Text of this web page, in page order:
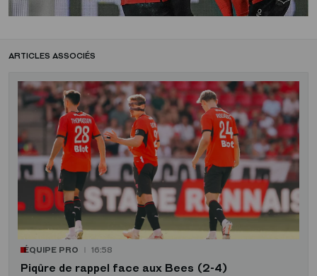
ARTICLES ASSOCIÉS
ÉQUIPE PRO 16:58
Piqûre de rappel face aux Bees (2-4)